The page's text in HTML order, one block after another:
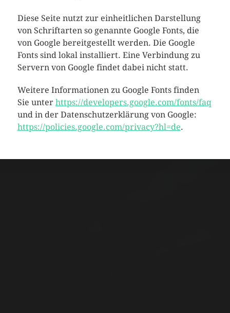
Diese Seite nutzt zur einheitlichen Darstellung
von Schriftarten so genannte Google Fonts, die
von Google bereitgestellt werden. Die Google
Fonts sind lokal installiert. Eine Verbindung zu
Servern von Google findet dabei nicht statt.
Weitere Informationen zu Google Fonts finden
Sie unter https://developers.google.com/fonts/faq
und in der Datenschutzerklärung von Google:
https://policies.google.com/privacy?hl=de.